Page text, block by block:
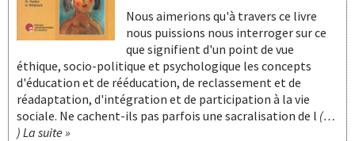
Nous aimerions qu'à travers ce livre
nous puissions nous interroger sur ce
que signifient d'un point de vue
éthique, socio-politique et psychologique les concepts
d'éducation et de rééducation, de reclassement et de
réadaptation, d'intégration et de participation à la vie
sociale. Ne cachent-ils pas parfois une sacralisation de l (…
) La suite »